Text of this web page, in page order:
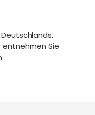
entnehmen Sie